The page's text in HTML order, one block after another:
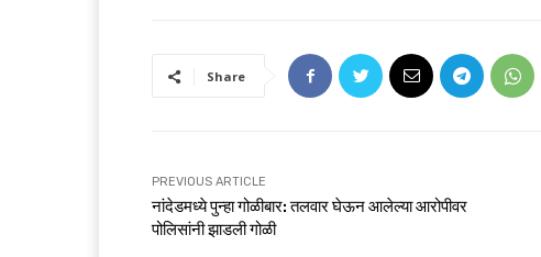
Share
PREVIOUS ARTICLE
नांदेडमध्ये पुन्हा गोळीबार: तलवार घेऊन आलेल्या आरोपीवर
पोलिसांनी झाडली गोळी